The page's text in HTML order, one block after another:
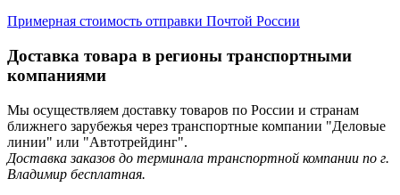
Примерная стоимость отправки Почтой России
Доставка товара в регионы транспортными
компаниями
Мы осуществляем доставку товаров по России и странам
ближнего зарубежья через транспортные компании "Деловые
линии" или "Автотрейдинг".
Доставка заказов до терминала транспортной компании по г.
Владимир бесплатная.